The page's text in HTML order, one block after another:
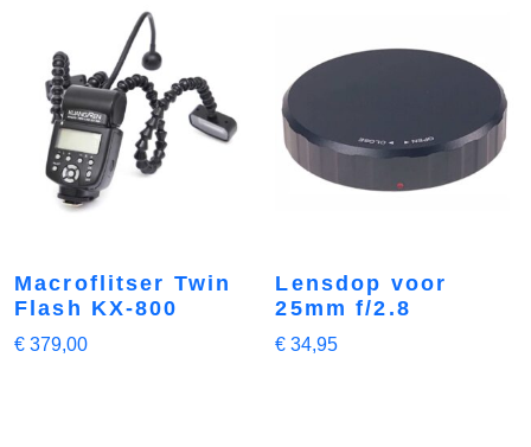
Macroflitser Twin
Flash KX-800
€ 379,00
Lensdop voor
25mm f/2.8
€ 34,95